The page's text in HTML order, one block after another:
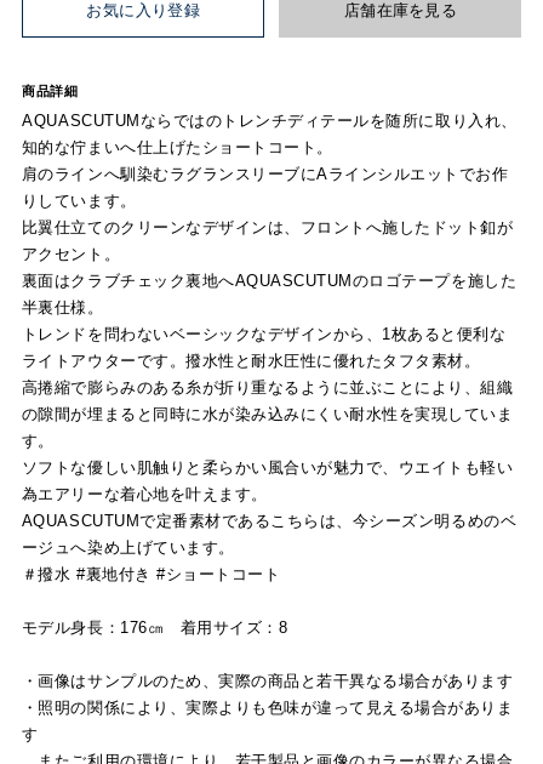
お気に入り登録 店舗在庫を見る
商品詳細
AQUASCUTUMならではのトレンチディテールを随所に取り入れ、
知的な佇まいへ仕上げたショートコート。
肩のラインへ馴染むラグランスリーブにAラインシルエットでお作
りしています。
比翼仕立てのクリーンなデザインは、フロントへ施したドット釦が
アクセント。
裏面はクラブチェック裏地へAQUASCUTUMのロゴテープを施した
半裏仕様。
トレンドを問わないベーシックなデザインから、1枚あると便利な
ライトアウターです。撥水性と耐水圧性に優れたタフタ素材。
高捲縮で膨らみのある糸が折り重なるように並ぶことにより、組織
の隙間が埋まると同時に水が染み込みにくい耐水性を実現していま
す。
ソフトな優しい肌触りと柔らかい風合いが魅力で、ウエイトも軽い
為エアリーな着心地を叶えます。
AQUASCUTUMで定番素材であるこちらは、今シーズン明るめのベ
ージュへ染め上げています。
＃撥水 #裏地付き #ショートコート
モデル身長：176㎝ 着用サイズ：8
・画像はサンプルのため、実際の商品と若干異なる場合があります
・照明の関係により、実際よりも色味が違って見える場合がありま
す